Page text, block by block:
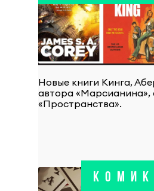
Новые книги Кинга,
автора «Марсианина»,
«Пространства».